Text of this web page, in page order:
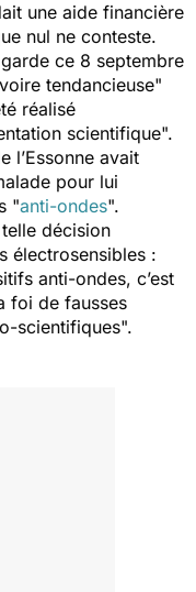
une aide financière
nul ne conteste.
ce 8 septembre
tendancieuse"
réalisé
scientifique".
l’Essonne avait
pour lui
"anti-ondes".
décision
électrosensibles :
anti-ondes, c’est
foi de fausses
scientifiques".